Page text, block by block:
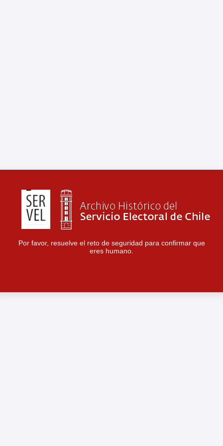
Por favor, resuelve el reto de seguridad para confirmar que
eres humano.